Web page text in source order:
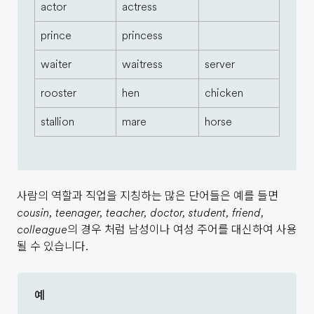
actor actress
prince princess
waiter waitress server
rooster hen chicken
stallion mare horse
사람의 역할과 직업을 지칭하는 많은 단어들은 예를 들면
cousin, teenager, teacher, doctor, student, friend,
colleague의 경우 처럼 남성이나 여성 주어를 대신하여 사용
될 수 있습니다.
예